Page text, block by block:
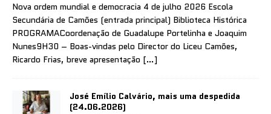
Nova ordem mundial e democracia 4 de julho 2026 Escola
Secundária de Camões (entrada principal) Biblioteca Histórica
PROGRAMACoordenação de Guadalupe Portelinha e Joaquim
Nunes9H30 – Boas-vindas pelo Director do Liceu Camões,
Ricardo Frias, breve apresentação […]
José Emílio Calvário, mais uma despedida
(24.06.2026)